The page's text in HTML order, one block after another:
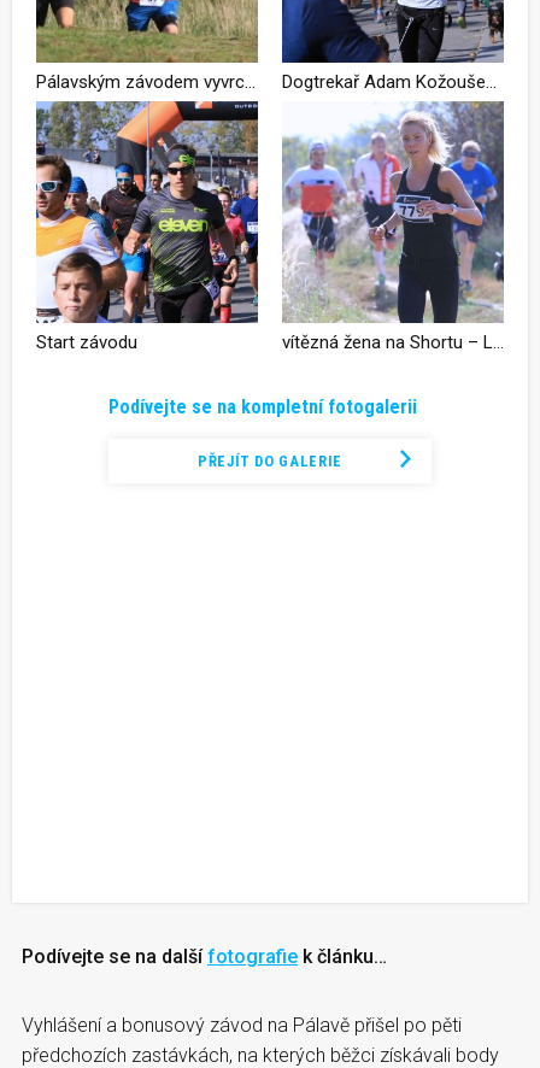
Podívejte se na kompletní fotogalerii
PŘEJÍT DO GALERIE
Start závodu
Podívejte se na dalšífotografie k článku…
Vyhlášení a bonusový závod na Pálavě přišel po pěti
předchozích zastávkách, na kterých běžci získávali body